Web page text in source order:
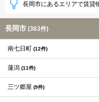
長岡市にあるエリアで賃貸
長岡市 (363件)
南七日町 (12件)
蓮潟 (11件)
三ツ郷屋 (9件)